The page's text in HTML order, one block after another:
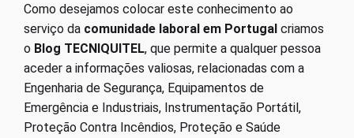
Como desejamos colocar este conhecimento ao
serviço da comunidade laboral em Portugal criamos
o Blog TECNIQUITEL, que permite a qualquer pessoa
aceder a informações valiosas, relacionadas com a
Engenharia de Segurança, Equipamentos de
Emergência e Industriais, Instrumentação Portátil,
Proteção Contra Incêndios, Proteção e Saúde